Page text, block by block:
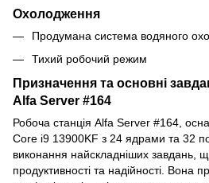
Охолодження
Продумана система водяного
Тихий робочий режим
Призначення та основні
Alfa Server #164
Робоча станція Alfa Server #164,
Core i9 13900KF з 24 ядрами та 32
виконання найскладніших завдань,
продуктивності та надійності. Вона